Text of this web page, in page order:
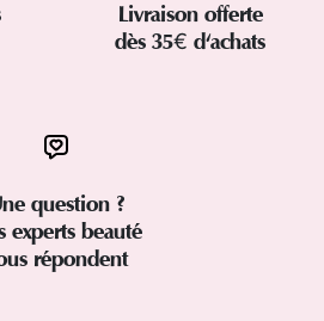
Livraison offerte
dès 35€ d'achats
question ?
experts beauté
répondent